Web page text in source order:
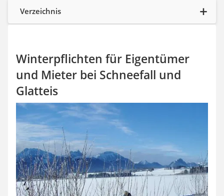
Hygrometer
LED-Baustrahler
LED-Beamer
Video-Türsprechanlage
Verzeichnis
Winterpflichten für Eigentümer
und Mieter bei Schneefall und
Glatteis